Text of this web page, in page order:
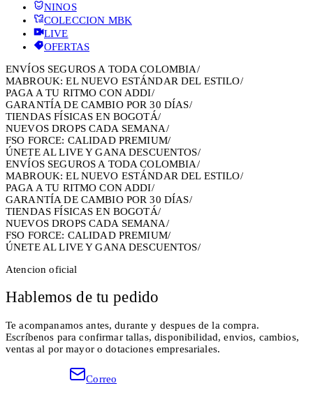
NINOS
COLECCION MBK
LIVE
OFERTAS
ENVÍOS SEGUROS A TODA COLOMBIA/
MABROUK: EL NUEVO ESTÁNDAR DEL ESTILO/
PAGA A TU RITMO CON ADDI/
GARANTÍA DE CAMBIO POR 30 DÍAS/
TIENDAS FÍSICAS EN BOGOTÁ/
NUEVOS DROPS CADA SEMANA/
FSO FORCE: CALIDAD PREMIUM/
ÚNETE AL LIVE Y GANA DESCUENTOS/
ENVÍOS SEGUROS A TODA COLOMBIA/
MABROUK: EL NUEVO ESTÁNDAR DEL ESTILO/
PAGA A TU RITMO CON ADDI/
GARANTÍA DE CAMBIO POR 30 DÍAS/
TIENDAS FÍSICAS EN BOGOTÁ/
NUEVOS DROPS CADA SEMANA/
FSO FORCE: CALIDAD PREMIUM/
ÚNETE AL LIVE Y GANA DESCUENTOS/
Atencion oficial
Hablemos de tu pedido
Te acompanamos antes, durante y despues de la compra.
Escríbenos para confirmar tallas, disponibilidad, envios, cambios,
ventas al por mayor o dotaciones empresariales.
Correo